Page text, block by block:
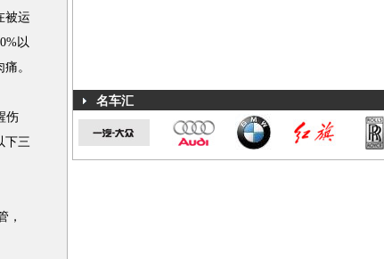
被运
以
。
伤
下三
，
名车汇